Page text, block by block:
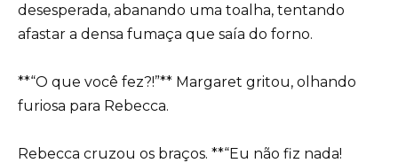
desesperada, abanando uma toalha, tentando
afastar a densa fumaça que saía do forno.
**“O que você fez?!”** Margaret gritou, olhando
furiosa para Rebecca.
Rebecca cruzou os braços. **“Eu não fiz nada!